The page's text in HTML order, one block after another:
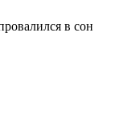
в сон